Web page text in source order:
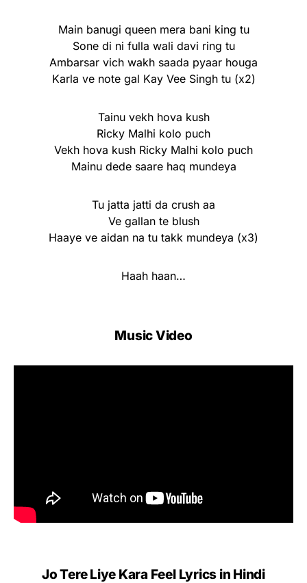
Main banugi queen mera bani king tu
Sone di ni fulla wali davi ring tu
Ambarsar vich wakh saada pyaar houga
Karla ve note gal Kay Vee Singh tu (x2)
Tainu vekh hova kush
Ricky Malhi kolo puch
Vekh hova kush Ricky Malhi kolo puch
Mainu dede saare haq mundeya
Tu jatta jatti da crush aa
Ve gallan te blush
Haaye ve aidan na tu takk mundeya (x3)
Haah haan…
Music Video
Jo Tere Liye Kara Feel Lyrics in Hindi